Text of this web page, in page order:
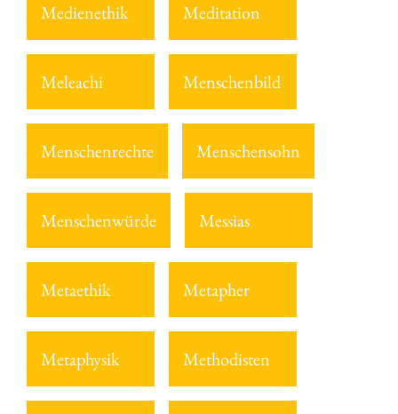
Medienethik Meditation
Meleachi Menschenbild
Menschenrechte Menschensohn
Menschenwürde Messias
Metaethik Metapher
Metaphysik Methodisten